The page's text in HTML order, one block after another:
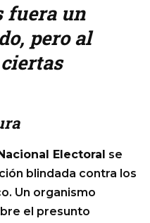
fuera un
pero al
Electoral se
blindada contra los
Un organismo
el presunto